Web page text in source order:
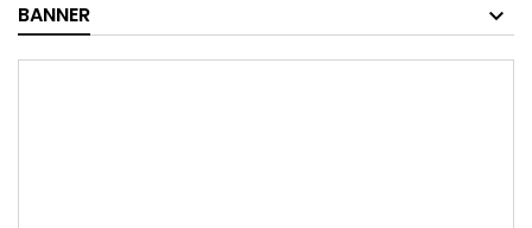
BANNER